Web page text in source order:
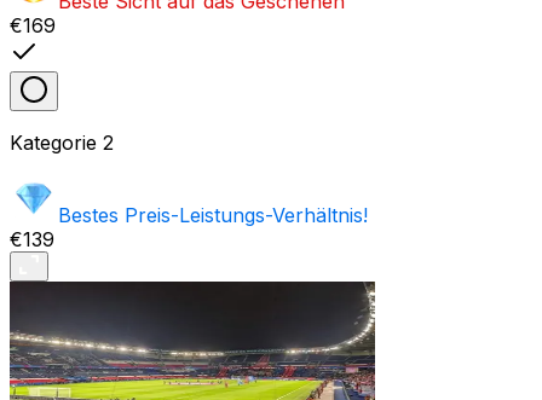
€169
Kategorie 2
Bestes Preis-Leistungs-Verhältnis!
€139